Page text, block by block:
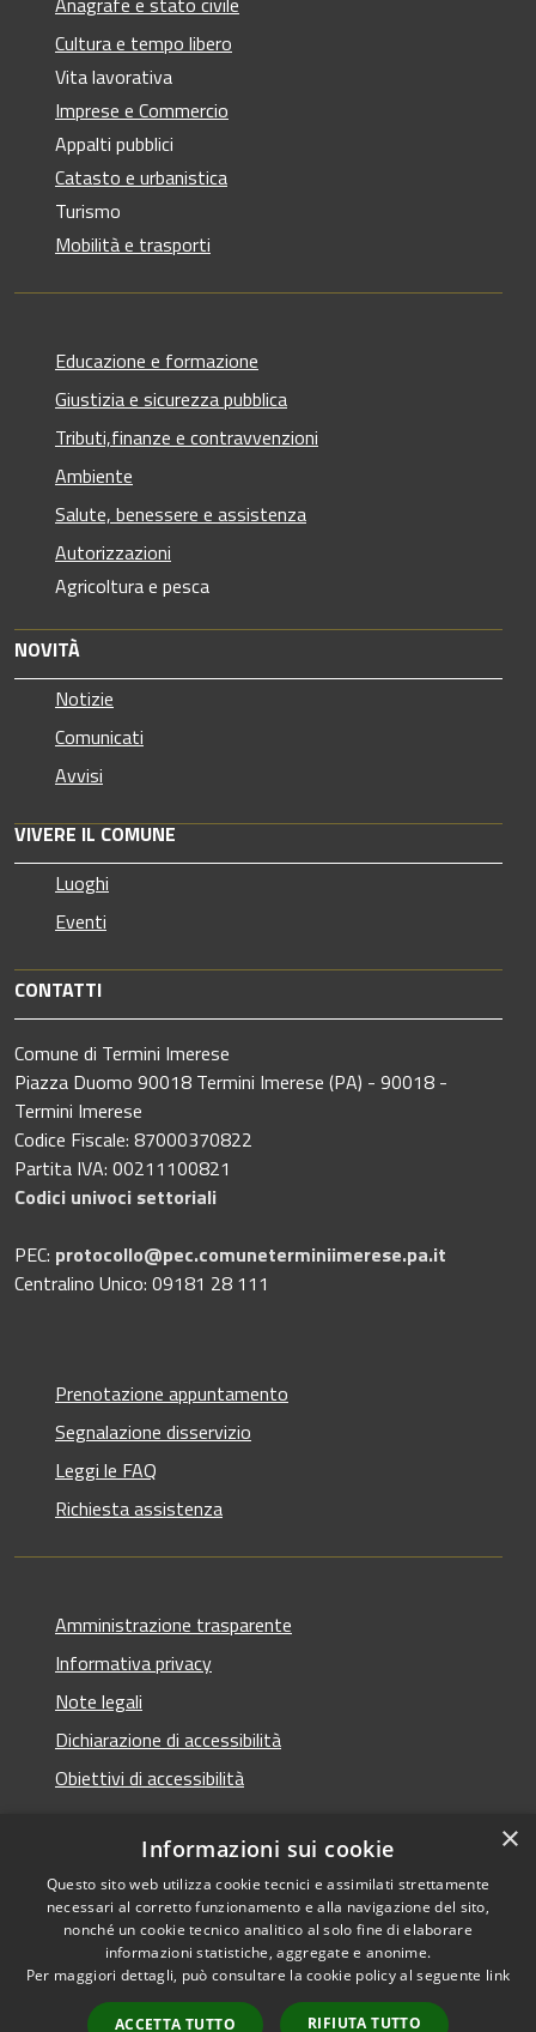
Cultura e tempo libero
Vita lavorativa
Imprese e Commercio
Appalti pubblici
Catasto e urbanistica
Turismo
Mobilità e trasporti
Educazione e formazione
Giustizia e sicurezza pubblica
Tributi,finanze e contravvenzioni
Ambiente
Salute, benessere e assistenza
Autorizzazioni
Agricoltura e pesca
NOVITÀ
Notizie
Comunicati
Avvisi
VIVERE IL COMUNE
Luoghi
Eventi
CONTATTI
Comune di Termini Imerese
Piazza Duomo 90018 Termini Imerese (PA) - 90018 -
Termini Imerese
Codice Fiscale: 87000370822
Partita IVA: 00211100821
Codici univoci settoriali
PEC: protocollo@pec.comuneterminiimerese.pa.it
Centralino Unico: 09181 28 111
Prenotazione appuntamento
Segnalazione disservizio
Leggi le FAQ
Richiesta assistenza
Amministrazione trasparente
Informativa privacy
Note legali
Dichiarazione di accessibilità
Obiettivi di accessibilità
RSS
Accessibilità
Cookie
Mappa del sito
Copyright © 2026 • Comune di
Termini Imerese • Powered
byMunicipium•
redazione
×
Informazioni sui cookie
Questo sito web utilizza cookie tecnici e assimilati strettamente
necessari al corretto funzionamento e alla navigazione del sito,
nonché un cookie tecnico analitico al solo fine di elaborare
informazioni statistiche, aggregate e anonime.
Per maggiori dettagli, può consultare la cookie policy al seguente link
ACCETTA TUTTO RIFIUTA TUTTO